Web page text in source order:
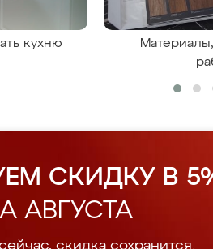
кухню
СКИДКУ В
АВГУСТА
скидка сохранится.